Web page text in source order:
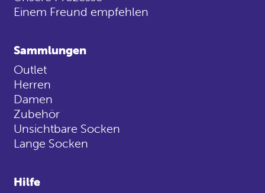
Einem Freund empfehlen
Sammlungen
Outlet
Herren
Damen
Zubehör
Unsichtbare Socken
Lange Socken
Hilfe